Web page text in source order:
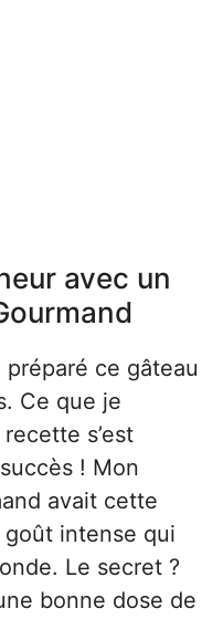
avec un
préparé ce gâteau
Ce que je
s’est
! Mon
avait cette
intense qui
Le secret ?
bonne dose de